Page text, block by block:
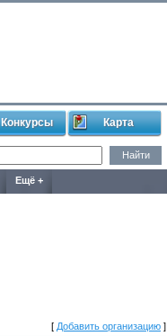
Конкурсы Карта
Ещё +
[ Добавить организацию ]